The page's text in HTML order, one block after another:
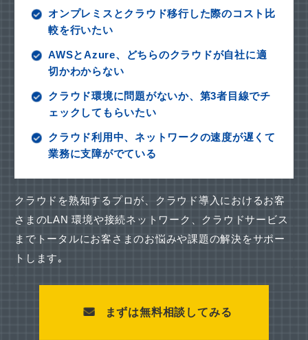
オンプレミスとクラウド移行した際のコスト比
較を行いたい
AWSとAzure、どちらのクラウドが自社に適
切かわからない
クラウド環境に問題がないか、第3者目線でチ
ェックしてもらいたい
クラウド利用中、ネットワークの速度が遅くて
業務に支障がでている
クラウドを熟知するプロが、クラウド導入におけるお客
さまのLAN 環境や接続ネットワーク、
クラウドサービス
までトータルにお客さまのお悩みや課題の解決をサポー
トします｡
まずは無料相談してみる